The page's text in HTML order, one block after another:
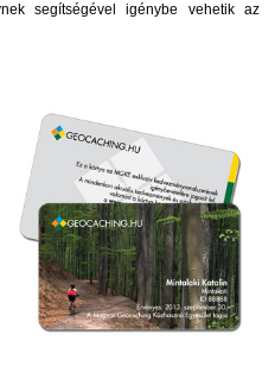
segítségével igénybe vehetik az